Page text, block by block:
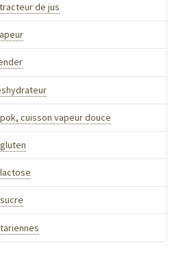
de jus
cuisson vapeur douce